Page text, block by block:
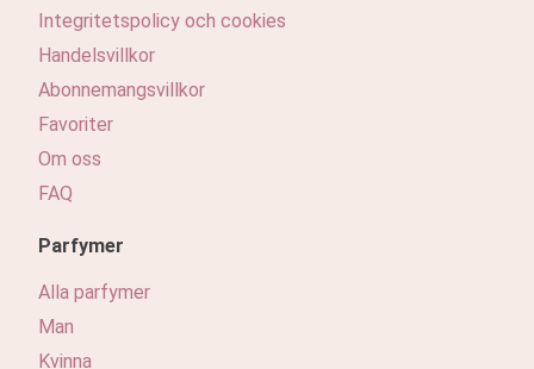
Integritetspolicy och cookies
Handelsvillkor
Abonnemangsvillkor
Favoriter
Om oss
FAQ
Parfymer
Alla parfymer
Man
Kvinna